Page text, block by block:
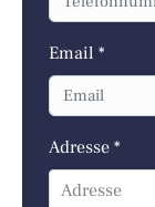
Email *
Adresse *
Adresse